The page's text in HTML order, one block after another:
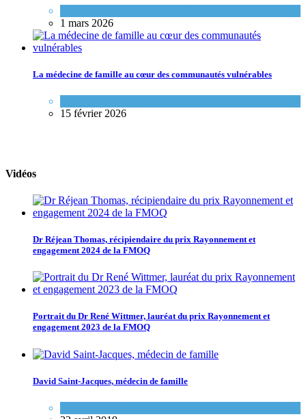
1 mars 2026
La médecine de famille au cœur des communautés vulnérables
15 février 2026
Vidéos
Dr Réjean Thomas, récipiendaire du prix Rayonnement et
engagement 2024 de la FMOQ
Portrait du Dr René Wittmer, lauréat du prix Rayonnement et
engagement 2023 de la FMOQ
David Saint-Jacques, médecin de famille